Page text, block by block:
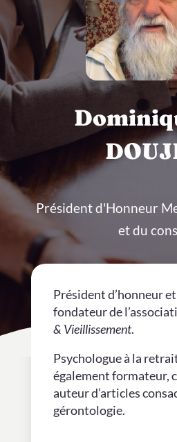
Président d'Honneur
et du
Président d’honneur
fondateur de
& Vieillissement.
Psychologue à la
également formateur,
auteur d’articles
gérontologie.